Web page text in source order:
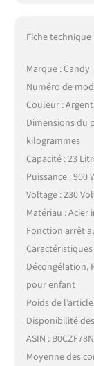
Fiche technique
Marque : Candy
Numéro de
Couleur : Argent
Dimensions du
kilogrammes
Capacité : 23
Puissance : 900
Voltage : 230
Matériau : Acier
Fonction arrêt
Décongélation,
pour enfant
Poids de
Disponibilité
ASIN :
Moyenne des